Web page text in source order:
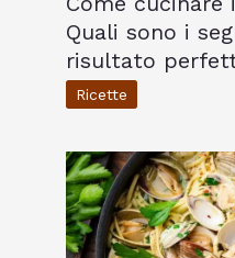
Quali sono i
risultato
Ricette